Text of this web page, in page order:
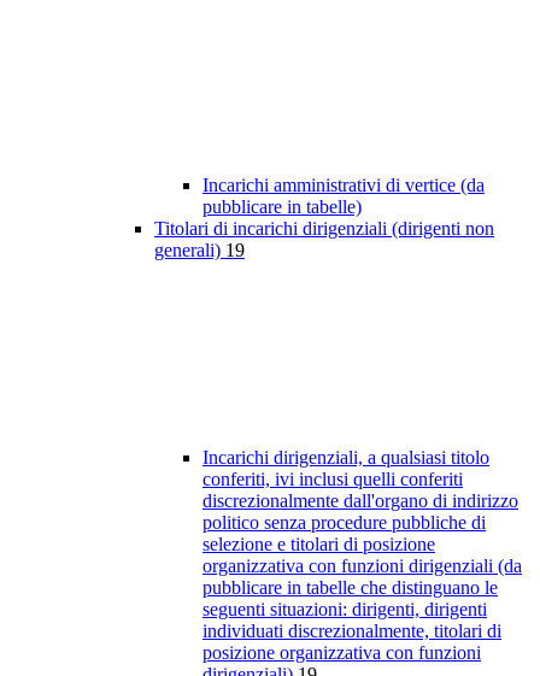
Incarichi amministrativi di vertice (da
pubblicare in tabelle)
Titolari di incarichi dirigenziali (dirigenti non
generali) 19
Incarichi dirigenziali, a qualsiasi titolo
conferiti, ivi inclusi quelli conferiti
discrezionalmente dall'organo di indirizzo
politico senza procedure pubbliche di
selezione e titolari di posizione
organizzativa con funzioni dirigenziali (da
pubblicare in tabelle che distinguano le
seguenti situazioni: dirigenti, dirigenti
individuati discrezionalmente, titolari di
posizione organizzativa con funzioni